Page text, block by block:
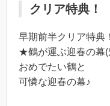
クリア特典！
早期前半クリア特典！
★鶴が運ぶ迎春の幕(
おめでたい鶴と
可憐な迎春の幕♪